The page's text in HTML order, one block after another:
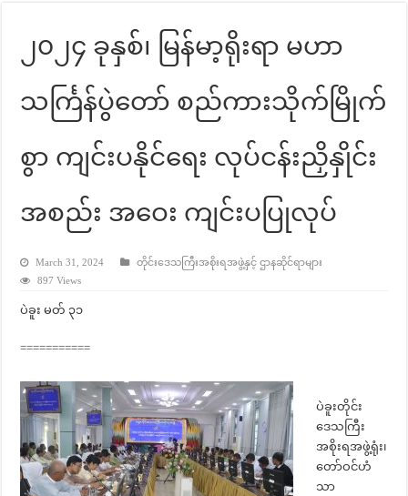
၂၀၂၄ ခုနှစ်၊ မြန်မာ့ရိုးရာ မဟာ
သင်္ကြန်ပွဲတော် စည်ကားသိုက်မြိုက်
စွာ ကျင်းပနိုင်ရေး လုပ်ငန်းညှိနှိုင်း
အစည်း အဝေး ကျင်းပပြုလုပ်
March 31, 2024
တိုင်းဒေသကြီးအစိုးရအဖွဲ့နှင့် ဌာနဆိုင်ရာများ
897 Views
ပဲခူး မတ် ၃၁
===========
ပဲခူးတိုင်း
ဒေသကြီး
အစိုးရအဖွဲ့ရုံး၊
တော်ဝင်ဟံ
သာ